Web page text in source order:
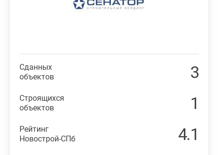
Сданных
объектов
3
Строящихся
объектов
1
Рейтинг
Новострой-СПб
4.1